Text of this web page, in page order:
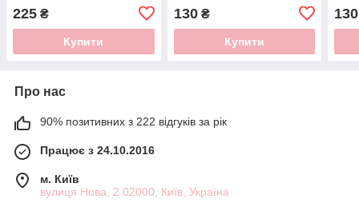
фіолетовим, Ref.99
225 ₴
Купити
червоного кольору, Ref.96
130₴
Купити
130
Про нас
90% позитивних з 222 відгуків за рік
Працює з 24.10.2016
м. Київ
вулиця Нова, 2 02000, Київ, Україна